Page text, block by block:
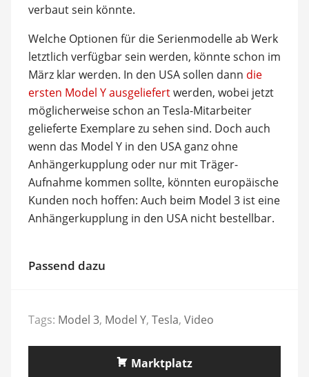
verbaut sein könnte.
Welche Optionen für die Serienmodelle ab Werk
letztlich verfügbar sein werden, könnte schon im
März klar werden. In den USA sollen dann die
ersten Model Y ausgeliefertwerden, wobei jetzt
möglicherweise schon an Tesla-Mitarbeiter
gelieferte Exemplare zu sehen sind. Doch auch
wenn das Model Y in den USA ganz ohne
Anhängerkupplung oder nur mit Träger-
Aufnahme kommen sollte, könnten europäische
Kunden noch hoffen: Auch beim Model 3 ist eine
Anhängerkupplung in den USA nicht bestellbar.
Passend dazu
Tags: Model 3, Model Y, Tesla, Video
Marktplatz